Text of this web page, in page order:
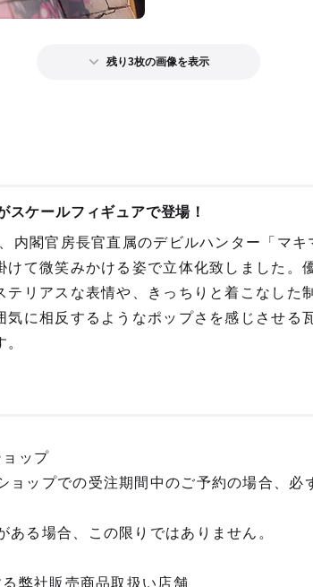
残り3枚の画像を表示
ケールフィギュアで登場！
内閣官房長官直属のデビルハンター「マ
て微笑みかける姿で立体化致しました。
テリアスな表情や、きっちりと着こなした
に相反するようなポップさを感じさせる
ップ
ョップでの受注期間中のご予約の場合、必
る場合、この限りではありません。
弊社販売商品取扱い店舗